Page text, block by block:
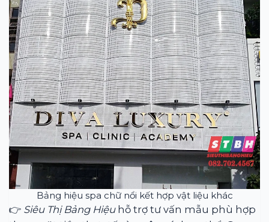
Bảng hiệu spa chữ nổi kết hợp vật liệu khác
👉 Siêu Thị Bảng Hiệuhỗ trợ tư vấn mẫu phù hợp